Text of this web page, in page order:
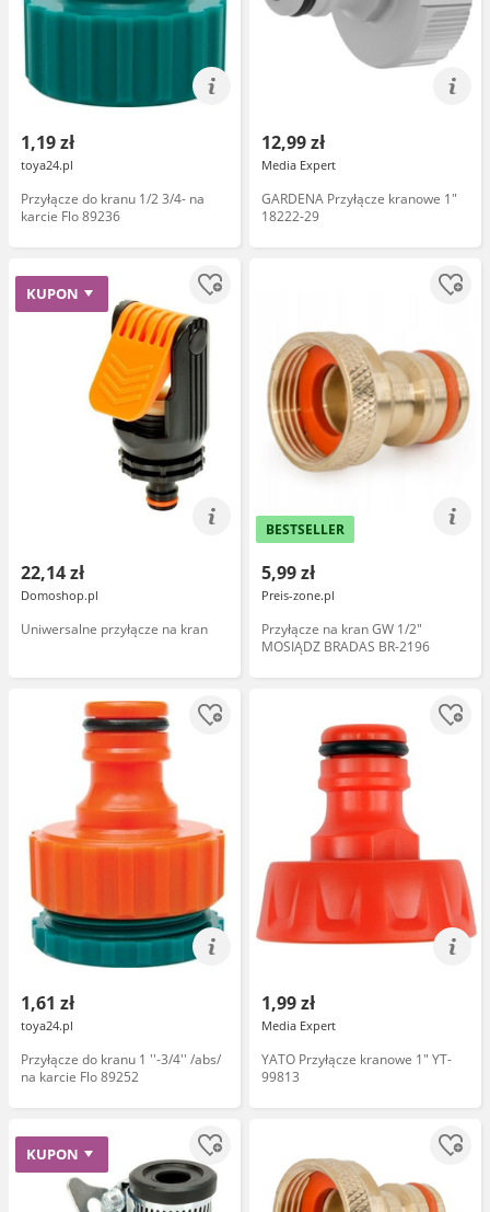
1,19 zł
toya24.pl
Przyłącze do kranu 1/2 3/4- na
karcie Flo 89236
12,99 zł
Media Expert
GARDENA Przyłącze kranowe 1"
18222-29
KUPON
22,14 zł
Domoshop.pl
Uniwersalne przyłącze na kran
BESTSELLER
5,99 zł
Preis-zone.pl
Przyłącze na kran GW 1/2"
MOSIĄDZ BRADAS BR-2196
1,61 zł
toya24.pl
Przyłącze do kranu 1 ''-3/4'' /abs/
na karcie Flo 89252
1,99 zł
Media Expert
YATO Przyłącze kranowe 1" YT-
99813
KUPON